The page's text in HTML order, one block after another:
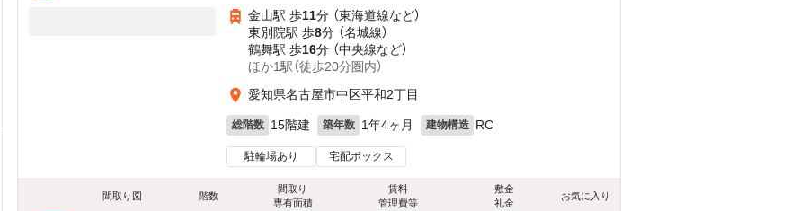
金山駅 歩11分 （東海道線など）
東別院駅 歩8分 （名城線）
鶴舞駅 歩16分 （中央線など）
ほか1駅（徒歩20分圏内）
愛知県名古屋市中区平和2丁目
総階数 15階建 築年数 1年4ヶ月 建物構造 RC
駐輪場あり 宅配ボックス
間取り図 階数
間取り
専有面積
賃料
管理費等
敷金
礼金
お気に入り